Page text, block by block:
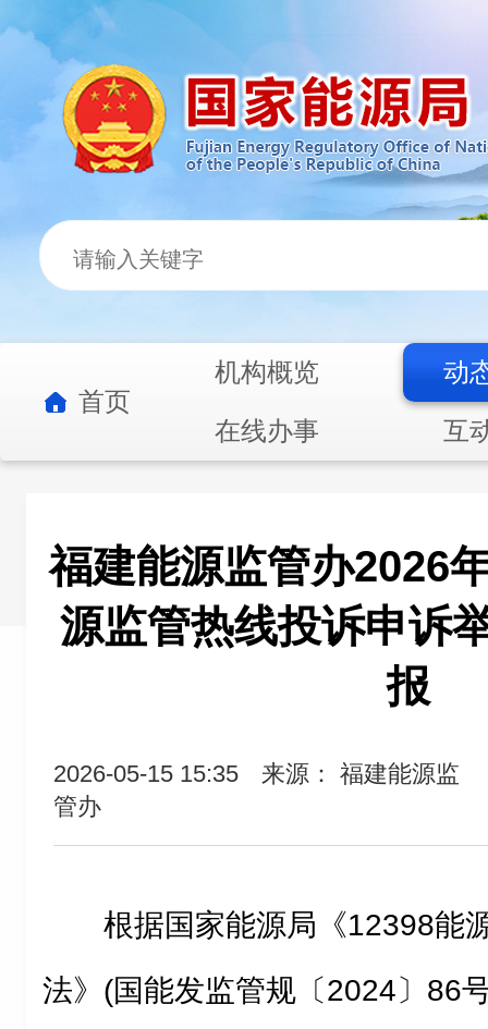
首页
机构概览
动
在线办事
互
福建能源监管办2026
源监管热线投诉申诉
报
2026-05-15 15:35
来源： 福建能源监
管办
根据国家能源局《12398能
法》(国能发监管规〔2024〕86